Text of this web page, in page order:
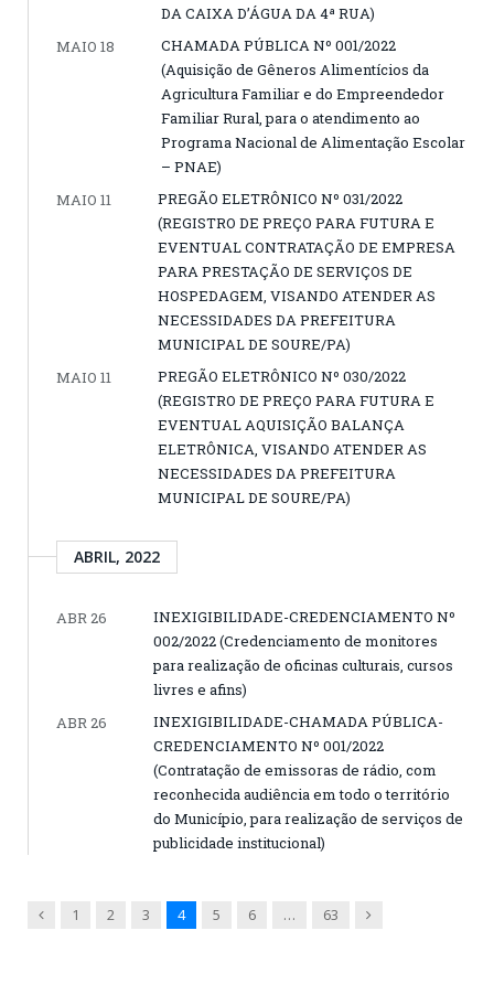
DA CAIXA D’ÁGUA DA 4ª RUA)
MAIO 18
CHAMADA PÚBLICA Nº 001/2022
(Aquisição de Gêneros Alimentícios da
Agricultura Familiar e do Empreendedor
Familiar Rural, para o atendimento ao
Programa Nacional de Alimentação Escolar
– PNAE)
MAIO 11
PREGÃO ELETRÔNICO Nº 031/2022
(REGISTRO DE PREÇO PARA FUTURA E
EVENTUAL CONTRATAÇÃO DE EMPRESA
PARA PRESTAÇÃO DE SERVIÇOS DE
HOSPEDAGEM, VISANDO ATENDER AS
NECESSIDADES DA PREFEITURA
MUNICIPAL DE SOURE/PA)
MAIO 11
PREGÃO ELETRÔNICO Nº 030/2022
(REGISTRO DE PREÇO PARA FUTURA E
EVENTUAL AQUISIÇÃO BALANÇA
ELETRÔNICA, VISANDO ATENDER AS
NECESSIDADES DA PREFEITURA
MUNICIPAL DE SOURE/PA)
ABRIL, 2022
ABR 26
INEXIGIBILIDADE-CREDENCIAMENTO Nº
002/2022 (Credenciamento de monitores
para realização de oficinas culturais, cursos
livres e afins)
ABR 26
INEXIGIBILIDADE-CHAMADA PÚBLICA-
CREDENCIAMENTO Nº 001/2022
(Contratação de emissoras de rádio, com
reconhecida audiência em todo o território
do Município, para realização de serviços de
publicidade institucional)
Previous
1 2 3 4 5 6 … 63 Next